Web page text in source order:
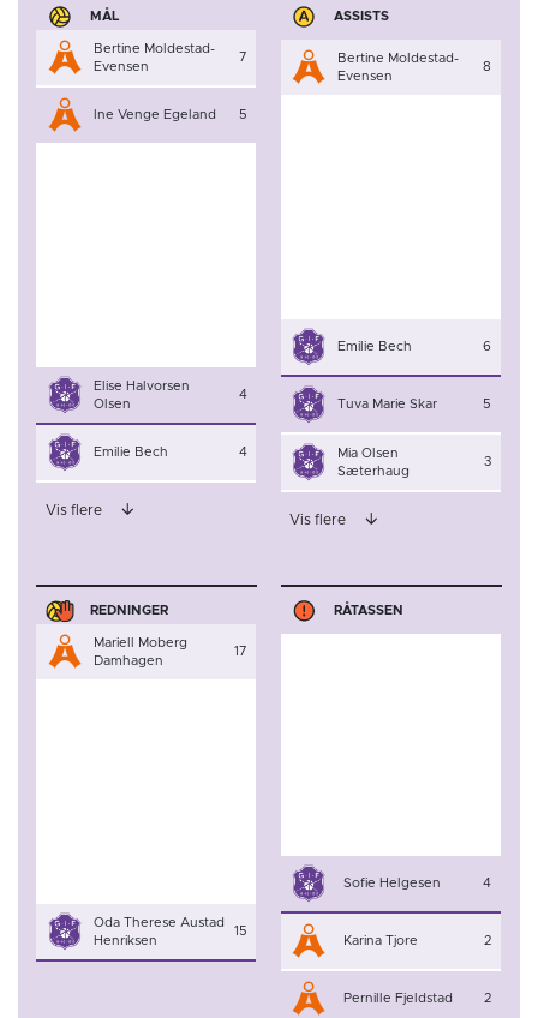
MÅL
Bertine Moldestad-
Evensen
7
Ine Venge Egeland 5
Elise Halvorsen
Olsen
4
Emilie Bech 4
Vis flere
ASSISTS
Bertine Moldestad-
Evensen
8
Emilie Bech 6
Tuva Marie Skar 5
Mia Olsen
Sæterhaug
3
Vis flere
REDNINGER
Mariell Moberg
Damhagen
17
Oda Therese Austad
Henriksen
15
RÅTASSEN
Sofie Helgesen 4
Karina Tjore 2
Pernille Fjeldstad 2